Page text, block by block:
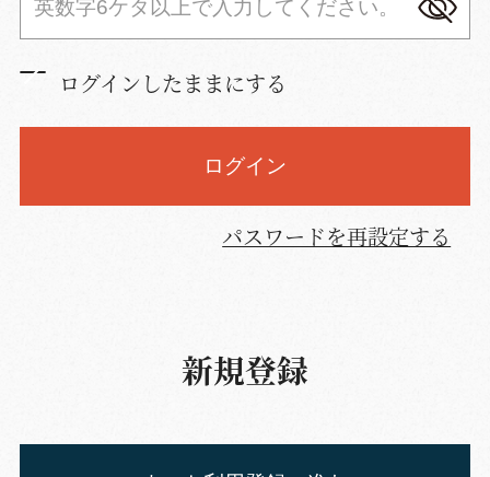
ログインしたままにする
ログイン
パスワードを再設定する
新規登録